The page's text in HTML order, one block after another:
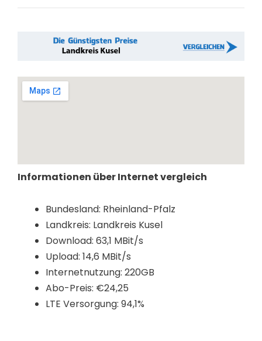
Informationen über Internet vergleich
Bundesland: Rheinland-Pfalz
Landkreis: Landkreis Kusel
Download: 63,1 MBit/s
Upload: 14,6 MBit/s
Internetnutzung: 220GB
Abo-Preis: €24,25
LTE Versorgung: 94,1%